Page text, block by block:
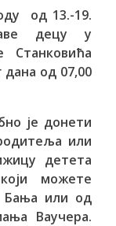
од 13.-19.
децуу
дана од 07,00
је донети
или
детета
можете
Бања или од
Ваучера.